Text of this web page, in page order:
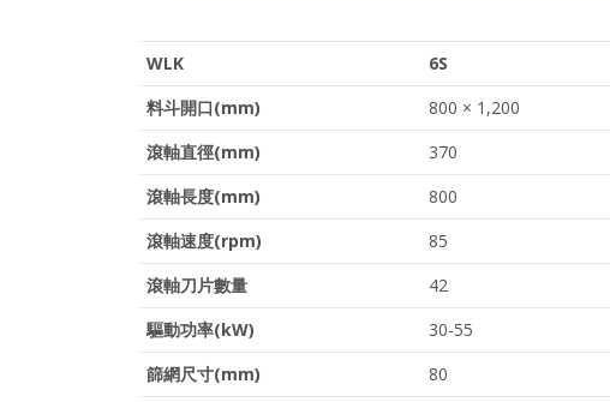
WLK 6S
料斗開口(mm)
800 × 1,200
滾軸直徑(mm)
370
滾軸長度(mm)
800
滾軸速度(rpm)
85
滾軸刀片數量
42
驅動功率(kW)
30-55
篩網尺寸(mm)
80